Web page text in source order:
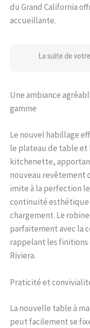
du Grand California
accueillante.
La suite de
Une ambiance
gamme
Le nouvel habillage
le plateau de table et
kitchenette,
nouveau revêtement
imite à la perfection
continuité esthétique
chargement. Le
parfaitement avec la
rappelant les finitions
Riviera.
Praticité et
La nouvelle table à
peut facilement se